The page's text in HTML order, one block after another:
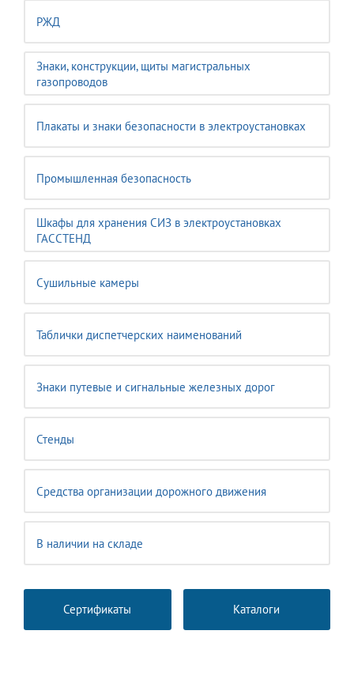
РЖД
Знаки, конструкции, щиты магистральных
газопроводов
Плакаты и знаки безопасности в электроустановках
Промышленная безопасность
Шкафы для хранения СИЗ в электроустановках
ГАССТЕНД
Сушильные камеры
Таблички диспетчерских наименований
Знаки путевые и сигнальные железных дорог
Стенды
Средства организации дорожного движения
В наличии на складе
Сертификаты Каталоги